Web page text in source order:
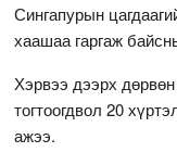
Сингапурын
хаашаа гаргаж
Хэрвээ дээрх
тогтоогдвол 20
ажээ.